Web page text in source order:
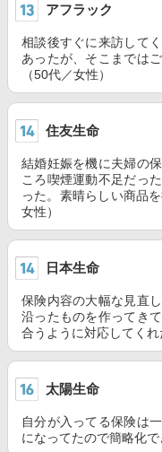
アフラック
相談後すぐに来訪して
あったが、そこまでは
（50代／女性）
住友生命
結婚妊娠を機に夫婦の
ころ喫煙運動不足だっ
った。素晴らしい商品
女性）
日本生命
保険内容の大幅な見直
沿ったものを作ってき
合うように対応してくれ
太陽生命
自分が入ってる保険は
になってたので簡略化で